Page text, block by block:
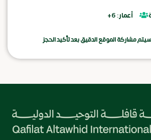
أعمار: 6+
مشاركة الموقع الدقيق بعد تأكيد الحجز